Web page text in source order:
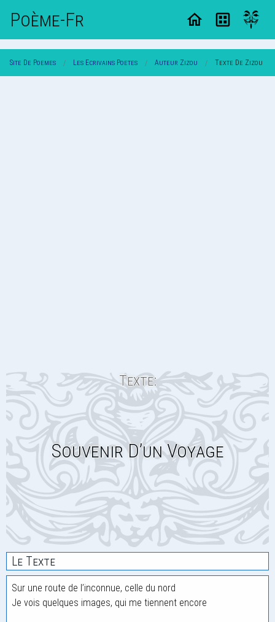
Poème-Fr
Site De Poemes Les Ecrivains Poetes Auteur Zizou Texte De Zizou
Texte:
Souvenir D’un Voyage
Le Texte
Sur une route de l’inconnue, celle du nord
Je vois quelques images, qui me tiennent encore